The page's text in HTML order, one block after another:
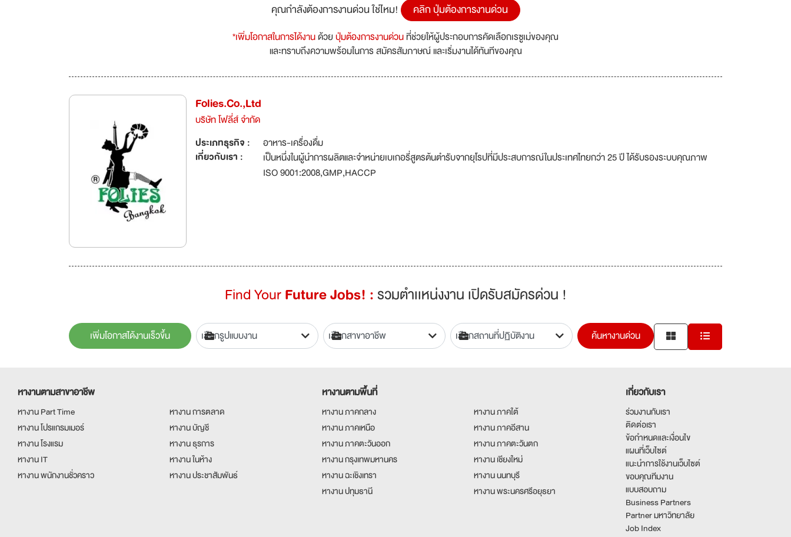
คุณกำลังต้องการงานด่วน ใช่ไหม! คลิก ปุ่มต้องการงานด่วน
*เพิ่มโอกาสในการได้งานด้วยปุ่มต้องการงานด่วนที่ช่วยให้ผู้ประกอบการคัดเลือกเรซูเม่ของคุณ
และทราบถึงความพร้อมในการ สมัครสัมภาษณ์ และเริ่มงานได้ทันทีของคุณ
Folies.Co.,Ltd
บริษัท โฟลี่ส์ จำกัด
ประเภทธุรกิจ :
อาหาร-เครื่องดื่ม
เกี่ยวกับเรา :
เป็นหนึ่งในผู้นำการผลิตและจำหน่ายเบเกอรี่สูตรต้นตำรับจากยุโรปที่มีประสบการณ์ในประเทศไทยกว่า 25 ปี ได้รับรองระบบคุณภาพ
ISO 9001:2008,GMP,HACCP
Find YourFuture Jobs! :รวมตำเเหน่งงาน เปิดรับสมัครด่วน !
เพิ่มโอกาสได้งานเร็วขึ้น ค้นหางานด่วน
หางานตามสาขาอาชีพ
หางาน Part Time
หางาน การตลาด
หางาน โปรแกรมเมอร์
หางาน บัญชี
หางาน โรงแรม
หางาน ธุรการ
หางาน IT
หางาน ในห้าง
หางาน พนักงานชั่วคราว
หางาน ประชาสัมพันธ์
หางานตามพื้นที่
หางาน ภาคกลาง
หางาน ภาคใต้
หางาน ภาคเหนือ
หางาน ภาคอีสาน
หางาน ภาคตะวันออก
หางาน ภาคตะวันตก
หางาน กรุงเทพมหานคร
หางาน เชียงใหม่
หางาน ฉะเชิงเทรา
หางาน นนทบุรี
หางาน ปทุมธานี
หางาน พระนครศรีอยุธยา
เกี่ยวกับเรา
ร่วมงานกับเรา
ติดต่อเรา
ข้อกำหนดและเงื่อนไข
แผนที่เว็บไซต์
แนะนำการใช้งานเว็บไซต์
ขอบคุณทีมงาน
แบบสอบถาม
Business Partners
Partner มหาวิทยาลัย
Job Index